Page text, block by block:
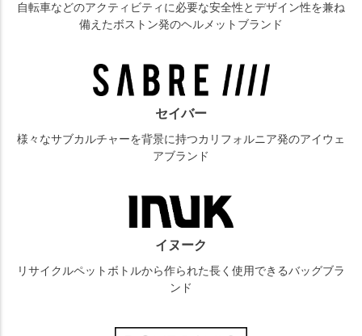
自転車などのアクティビティに必要な安全性とデザイン性を兼ね
備えたボストン発のヘルメットブランド
セイバー
様々なサブカルチャーを背景に持つカリフォルニア発のアイウェ
アブランド
イヌーク
リサイクルペットボトルから作られた長く使用できるバッグブラ
ンド